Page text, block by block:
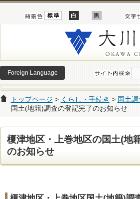
Foreign Language
トップページ > くらし・手続き > 国土調
国土(地籍)調査の登記完了のお知らせ
榎津地区・上巻地区の国土(地
のお知らせ